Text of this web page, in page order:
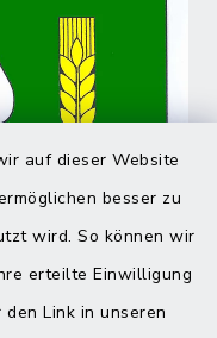
auf dieser Website
besser zu
wird. So können wir
erteilte Einwilligung
Link in unseren